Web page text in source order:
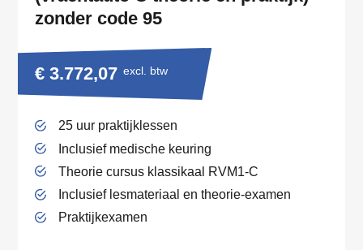
zonder code 95
€ 3.772,07 excl. btw
25 uur praktijklessen
Inclusief medische keuring
Theorie cursus klassikaal RVM1-C
Inclusief lesmateriaal en theorie-examen
Praktijkexamen